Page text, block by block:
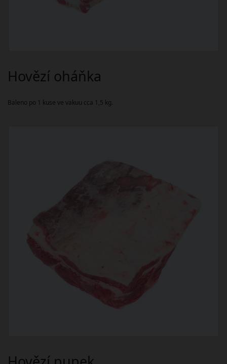
Baleno po 1 kuse ve vakuu cca 1,5 kg.
Hovězí oháňka